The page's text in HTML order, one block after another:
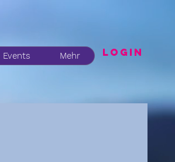
Events Mehr LogIN